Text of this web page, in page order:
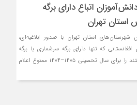
اتباع دارای برگه
استان تهران
استان تهران با صدور ابلاغیه‌ای،
که تنها دارای برگه سرشماری یا برگه
بازگشت به افغانستان هستند را برای سال تحصیلی ۱۴۰۵–۱۴۰۴ ممنوع اعلام